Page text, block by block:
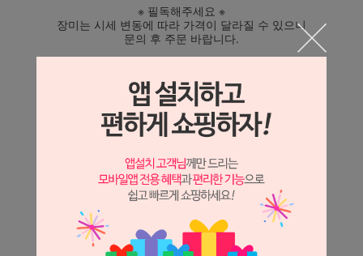
※ 필독해주세요 ※
장미는 시세 변동에 따라 가격이 달라질 수 있으니
문의 후 주문 바랍니다.